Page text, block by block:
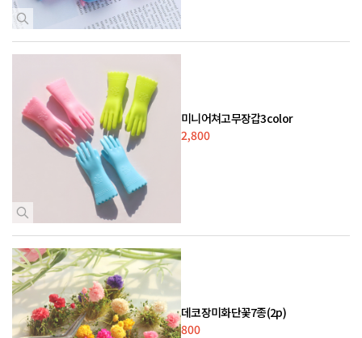
미니어쳐고무장갑3color
2,800
데코장미화단꽃7종(2p)
800